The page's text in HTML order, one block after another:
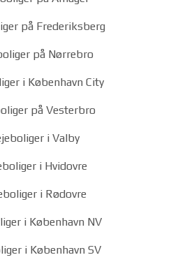
på Frederiksberg
på Nørrebro
i København City
på Vesterbro
i Valby
i Hvidovre
i Rødovre
i København NV
i København SV